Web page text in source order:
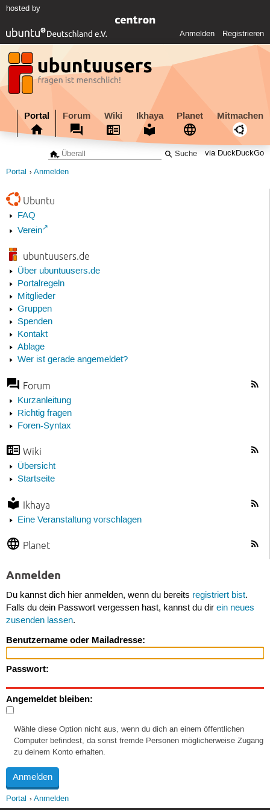
hosted by
Anmelden Registrieren
Portal Forum Wiki Ikhaya Planet Mitmachen
via DuckDuckGo
Portal Anmelden
Ubuntu
FAQ
Verein
ubuntuusers.de
Über ubuntuusers.de
Portalregeln
Mitglieder
Gruppen
Spenden
Kontakt
Ablage
Wer ist gerade angemeldet?
Forum
Kurzanleitung
Richtig fragen
Foren-Syntax
Wiki
Übersicht
Startseite
Ikhaya
Eine Veranstaltung vorschlagen
Planet
Anmelden
Du kannst dich hier anmelden, wenn du bereits registriert bist.
Falls du dein Passwort vergessen hast, kannst du dir ein neues
zusenden lassen.
Benutzername oder Mailadresse:
Passwort:
Angemeldet bleiben:
Wähle diese Option nicht aus, wenn du dich an einem öffentlichen
Computer befindest, da sonst fremde Personen möglicherweise Zugang
zu deinem Konto erhalten.
Portal Anmelden